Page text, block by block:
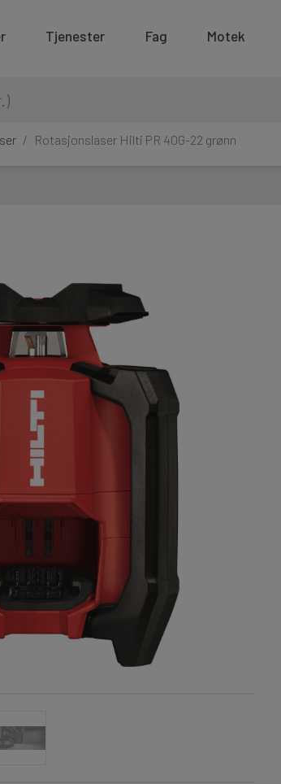
Tjenester Fag Motek
Rotasjonslaser Hilti PR 40G-22 grønn